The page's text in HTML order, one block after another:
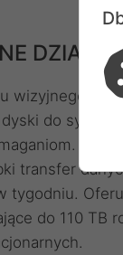
wizyjnego w
do
transfer
tygodniu.
do 110 TB